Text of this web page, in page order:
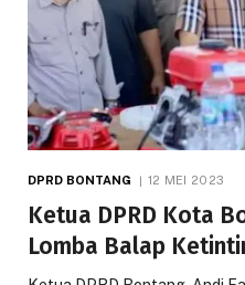
DPRD BONTANG 12 MEI 2023
Ketua DPRD Kota
Lomba Balap